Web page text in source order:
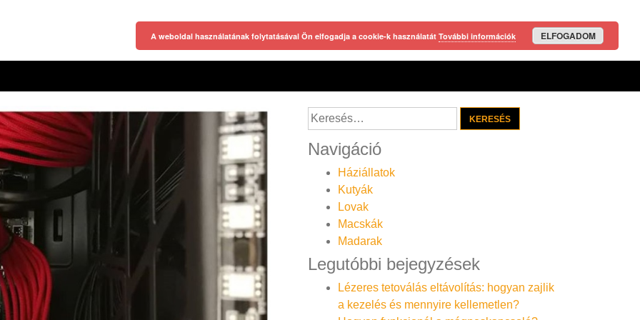
Keresés:
Navigáció
Háziállatok
Kutyák
Lovak
Macskák
Madarak
Legutóbbi bejegyzések
Lézeres tetoválás eltávolítás: hogyan zajlik
a kezelés és mennyire kellemetlen?
A weboldal használatának folytatásával Ön elfogadja a cookie-k használatát További információk ELFOGADOM